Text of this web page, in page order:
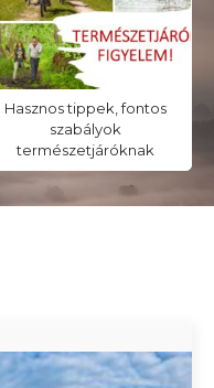
Hasznos tippek, fontos
szabályok
természetjáróknak